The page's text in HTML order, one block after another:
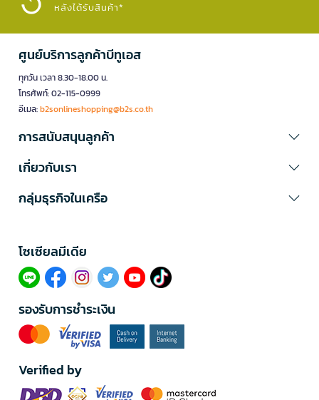
หลังได้รับสินค้า*
ศูนย์บริการลูกค้าบีทูเอส
ทุกวัน เวลา 8.30-18.00 น.
โทรศัพท์: 02-115-0999
อีเมล:b2sonlineshopping@b2s.co.th
การสนับสนุนลูกค้า
เกี่ยวกับเรา
กลุ่มธุรกิจในเครือ
โซเซียลมีเดีย​
รองรับการชำระเงิน
Verified by